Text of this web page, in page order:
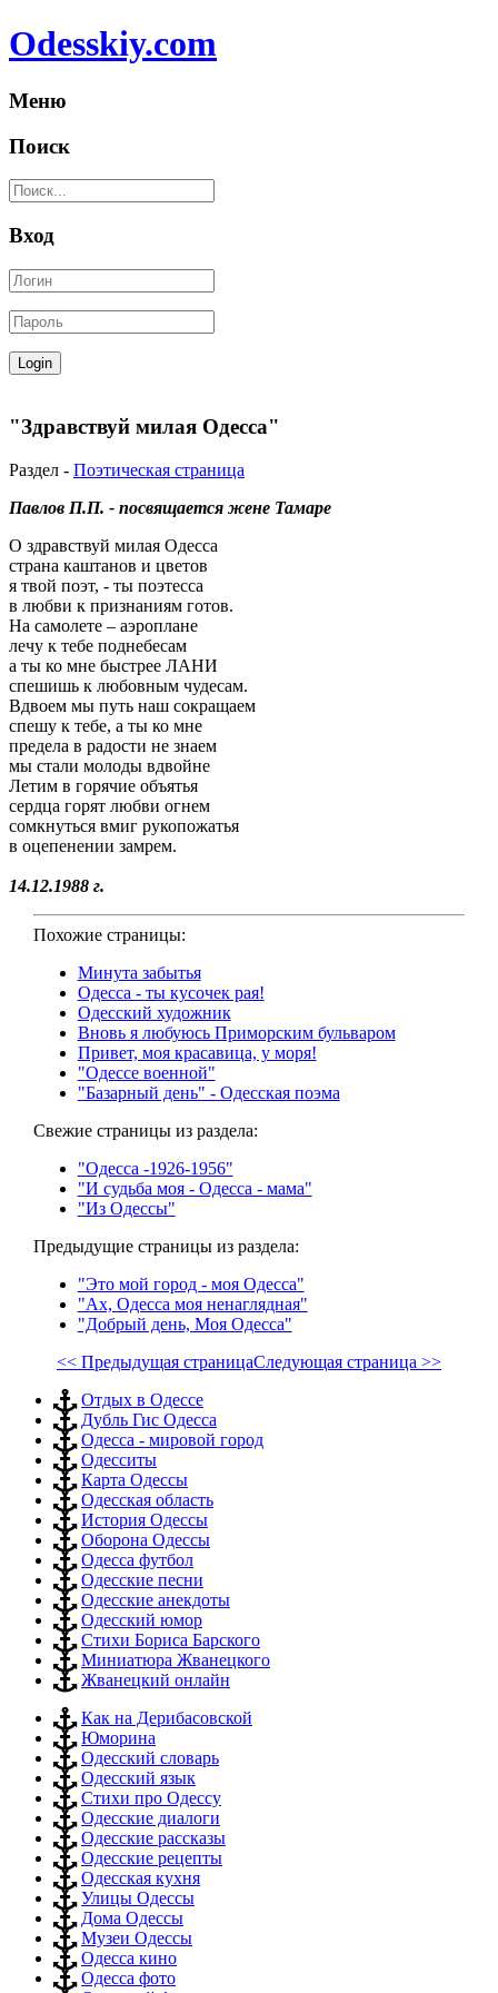
Odesskiy.com
Меню
Поиск
Вход
"Здравствуй милая Одесса"
Раздел - Поэтическая страница
Павлов П.П. - посвящается жене Тамаре
О здравствуй милая Одесса
страна каштанов и цветов
я твой поэт, - ты поэтесса
в любви к признаниям готов.
На самолете – аэроплане
лечу к тебе поднебесам
а ты ко мне быстрее ЛАНИ
спешишь к любовным чудесам.
Вдвоем мы путь наш сокращаем
спешу к тебе, а ты ко мне
предела в радости не знаем
мы стали молоды вдвойне
Летим в горячие объятья
сердца горят любви огнем
сомкнуться вмиг рукопожатья
в оцепенении замрем.
14.12.1988 г.
Похожие страницы:
Минута забытья
Одесса - ты кусочек рая!
Одесский художник
Вновь я любуюсь Приморским бульваром
Привет, моя красавица, у моря!
"Одессе военной"
"Базарный день" - Одесская поэма
Свежие страницы из раздела:
"Одесса -1926-1956"
"И судьба моя - Одесса - мама"
"Из Одессы"
Предыдущие страницы из раздела:
"Это мой город - моя Одесса"
"Ах, Одесса моя ненаглядная"
"Добрый день, Моя Одесса"
<< Предыдущая страницаСледующая страница >>
Отдых в Одессе
Дубль Гис Одесса
Одесса - мировой город
Одесситы
Карта Одессы
Одесская область
История Одессы
Оборона Одессы
Одесса футбол
Одесские песни
Одесские анекдоты
Одесский юмор
Стихи Бориса Барского
Миниатюра Жванецкого
Жванецкий онлайн
Как на Дерибасовской
Юморина
Одесский словарь
Одесский язык
Стихи про Одессу
Одесские диалоги
Одесские рассказы
Одесские рецепты
Одесская кухня
Улицы Одессы
Дома Одессы
Музеи Одессы
Одесса кино
Одесса фото